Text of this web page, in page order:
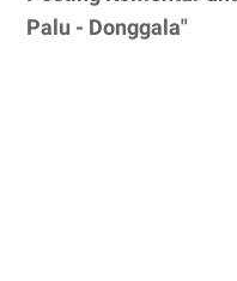
Palu - Donggala"